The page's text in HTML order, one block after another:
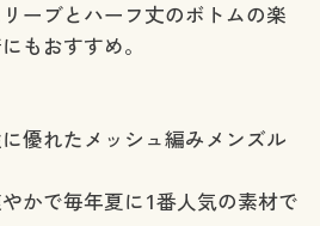
ーブとハーフ丈のボトムの楽
もおすすめ。
優れたメッシュ編みメンズル
かで毎年夏に1番人気の素材で